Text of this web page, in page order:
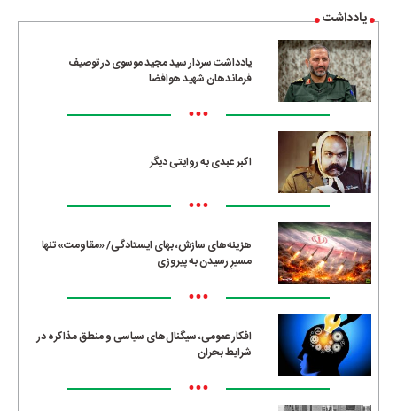
یادداشت
یادداشت سردار سید مجید موسوی در توصیف
فرماندهان شهید هوافضا
•••
اکبر عبدی به روایتی دیگر
•••
هزینه‌های سازش، بهای ایستادگی/ «مقاومت» تنها
مسیرِ رسیدن به پیروزی
•••
افکار عمومی، سیگنال‌های سیاسی و منطق مذاکره در
شرایط بحران
•••